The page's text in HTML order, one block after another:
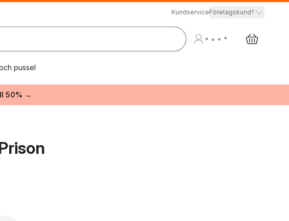
KundserviceFöretagskund?
pussel
50% →